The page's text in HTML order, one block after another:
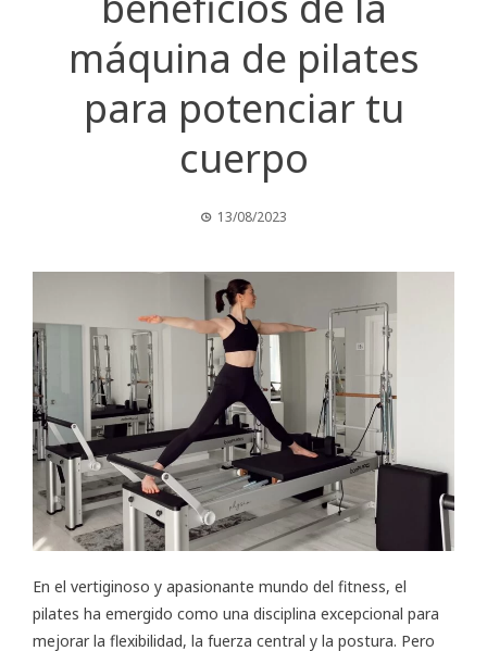
máquina de pilates
para potenciar tu
cuerpo
13/08/2023
En el vertiginoso y apasionante mundo del fitness, el
pilates ha emergido como una disciplina excepcional para
mejorar la flexibilidad, la fuerza central y la postura. Pero